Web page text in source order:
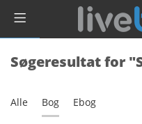
Søgeresultat for
Alle Bog Ebog